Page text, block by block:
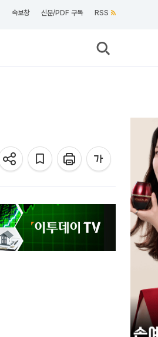
속보창 신문/PDF 구독 RSS